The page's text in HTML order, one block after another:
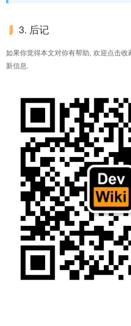
3. 后记
如果你觉得本文对你有帮助, 欢迎点击
新信息.